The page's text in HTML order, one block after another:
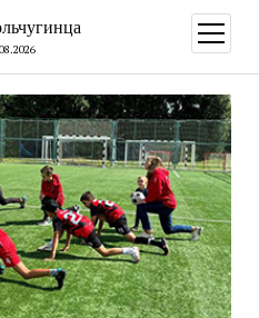
меню